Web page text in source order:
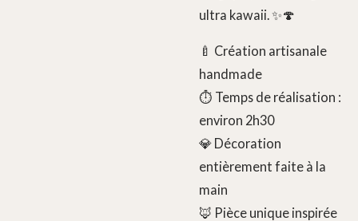
ultra kawaii. ✨🍄
🍼 Création artisanale
handmade
⏱️ Temps de réalisation :
environ 2h30
💎 Décoration
entièrement faite à la
main
🦊 Pièce unique inspirée